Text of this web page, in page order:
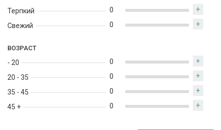
Терпкий
Свежий
0 +
0 +
ВОЗРАСТ
- 20
20 - 35
35 - 45
45 +
0 +
0 +
0 +
0 +